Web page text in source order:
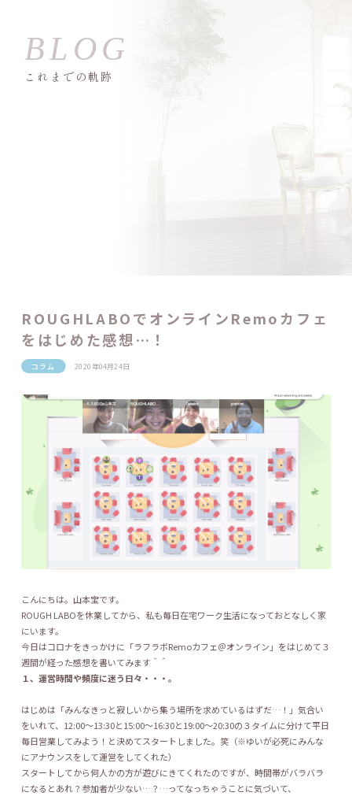
これまでの軌跡
ROUGHLABOでオンラインRemoカフェ
をはじめた感想…！
コラム 2020年04月24日
こんにちは。山本宝です。
ROUGH LABOを休業してから、私も毎日在宅ワーク生活になっておとなしく家
にいます。
今日はコロナをきっかけに「ラフラボRemoカフェ＠オンライン」をはじめて３
週間が経った感想を書いてみます＾＾
１、運営時間や頻度に迷う日々・・・。
はじめは「みんなきっと寂しいから集う場所を求めているはずだ…！」気合い
をいれて、12:00〜13:30と15:00〜16:30と19:00〜20:30の３タイムに分けて平日
毎日営業してみよう！と決めてスタートしました。笑（※ゆいが必死にみんな
にアナウンスをして運営をしてくれた）
スタートしてから何人かの方が遊びにきてくれたのですが、時間帯がバラバラ
になるとあれ？参加者が少ない…？…ってなっちゃうことに気づいて、